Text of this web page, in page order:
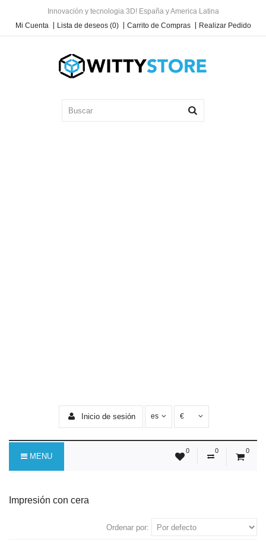
Innovación y tecnologia 3D! España y America Latina
Mi Cuenta
Lista de deseos (0) Carrito de Compras Realizar Pedido
Inicio de sesión es €
0 0 0
MENU
Impresión con cera
Ordenar por: